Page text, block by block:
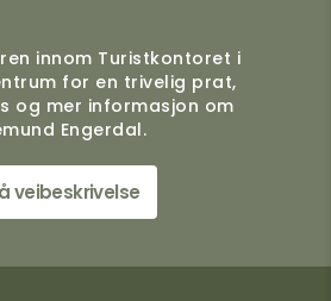
innom Turistkontoret i
for en trivelig prat,
og mer informasjon om
Engerdal.
veibeskrivelse